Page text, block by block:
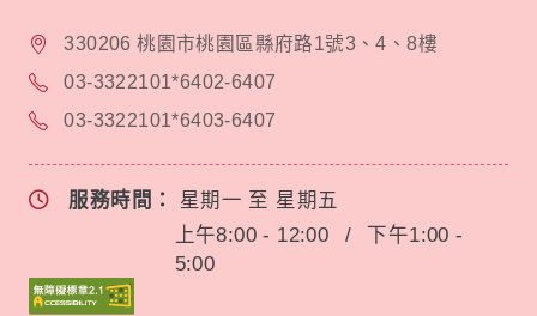
330206 桃園市桃園區縣府路1號3、4、8樓
03-3322101*6402-6407
03-3322101*6403-6407
服務時間： 星期一 至 星期五
上午8:00 - 12:00
/
下午1:00 -
5:00